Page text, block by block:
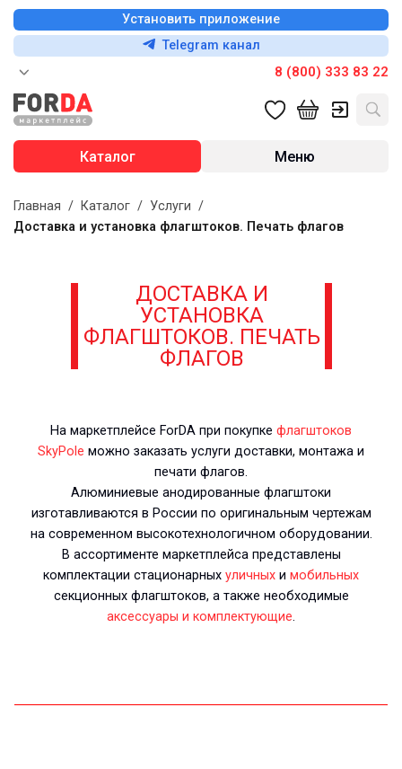
Установить приложение
Telegram канал
8 (800) 333 83 22
Каталог Меню
Главная / Каталог / Услуги /
Доставка и установка флагштоков. Печать флагов
ДОСТАВКА И
УСТАНОВКА
ФЛАГШТОКОВ. ПЕЧАТЬ
ФЛАГОВ
На маркетплейсе ForDA при покупке флагштоков
SkyPole можно заказать услуги доставки, монтажа и
печати флагов.
Алюминиевые анодированные флагштоки
изготавливаются в России по оригинальным чертежам
на современном высокотехнологичном оборудовании.
В ассортименте маркетплейса представлены
комплектации стационарных уличных и мобильных
секционных флагштоков, а также необходимые
аксессуары и комплектующие.